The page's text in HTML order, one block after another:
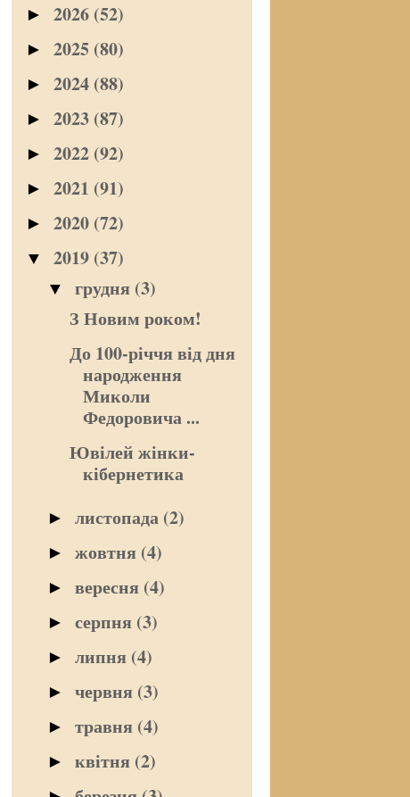
► 2026 (52)
► 2025 (80)
► 2024 (88)
► 2023 (87)
► 2022 (92)
► 2021 (91)
► 2020 (72)
▼ 2019 (37)
▼ грудня (3)
З Новим роком!
До 100-річчя від дня
народження
Миколи
Федоровича ...
Ювілей жінки-
кібернетика
► листопада (2)
► жовтня (4)
► вересня (4)
► серпня (3)
► липня (4)
► червня (3)
► травня (4)
► квітня (2)